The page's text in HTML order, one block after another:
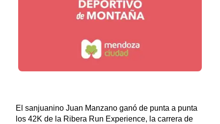
El sanjuanino Juan Manzano ganó de punta a punta
los 42K de la Ribera Run Experience, la carrera de